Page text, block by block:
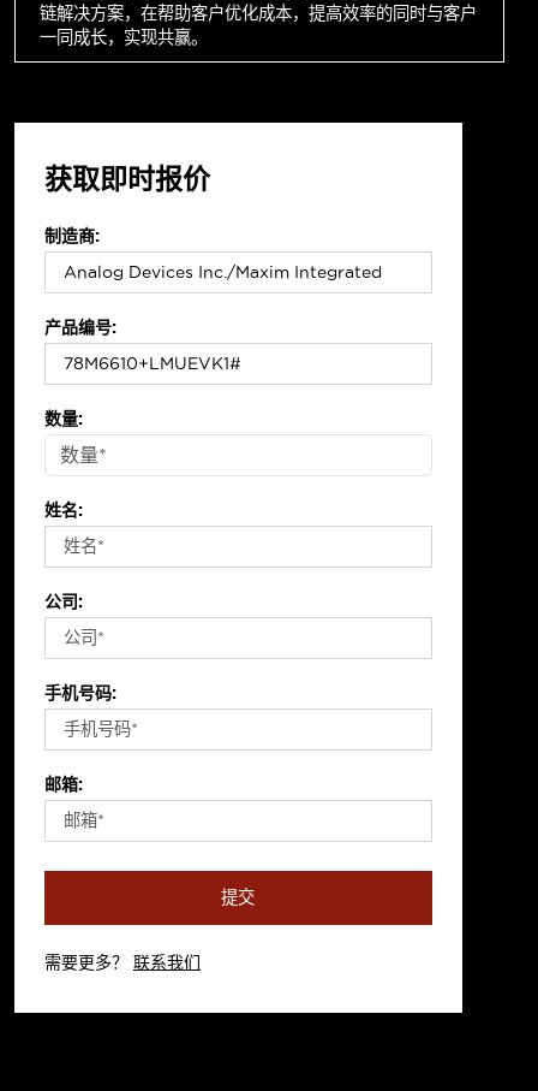
链解决方案，在帮助客户优化成本，提高效率的同时与客户
一同成长，实现共赢。
获取即时报价
制造商:
产品编号:
数量:
姓名:
公司:
手机号码:
邮箱:
提交
需要更多？ 联系我们